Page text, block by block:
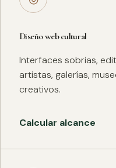
Diseño web cultural
Interfaces sobrias,
artistas, galerías,
creativos.
Calcular alcance